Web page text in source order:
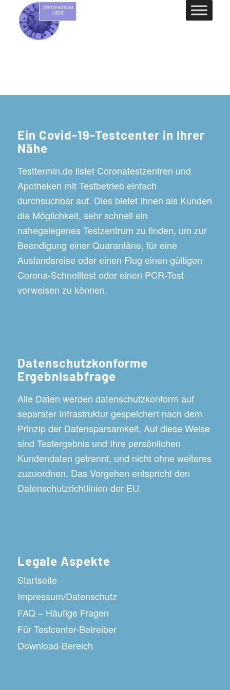
Ein Covid-19-Testcenter in Ihrer
Nähe
Testtermin.de listet Coronatestzentren und
Apotheken mit Testbetrieb einfach
durchsuchbar auf. Dies bietet Ihnen als Kunden
die Möglichkeit, sehr schnell ein
nahegelegenes Testzentrum zu finden, um zur
Beendigung einer Quarantäne, für eine
Auslandsreise oder einen Flug einen gültigen
Corona-Schnelltest oder einen PCR-Test
vorweisen zu können.
Datenschutzkonforme
Ergebnisabfrage
Alle Daten werden datenschutzkonform auf
separater Infrastruktur gespeichert nach dem
Prinzip der Datensparsamkeit. Auf diese Weise
sind Testergebnis und Ihre persönlichen
Kundendaten getrennt, und nicht ohne weiteres
zuzuordnen. Das Vorgehen entspricht den
Datenschutzrichtlinien der EU.
Legale Aspekte
Startseite
Impressum/Datenschutz
FAQ – Häufige Fragen
Für Testcenter-Betreiber
Download-Bereich